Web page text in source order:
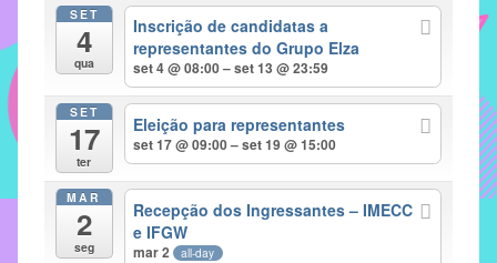
IMECC
como
atribuição
implementar
mecanismos
proporcionem
SET
4
qua
Inscrição de candidatas a
representantes do Grupo Elza
set 4 @ 08:00 – set 13 @ 23:59
SET
17
ter
Eleição para representantes
set 17 @ 09:00 – set 19 @ 15:00
MAR
2
seg
Recepção dos Ingressantes – IMECC
e IFGW
mar 2 all-day